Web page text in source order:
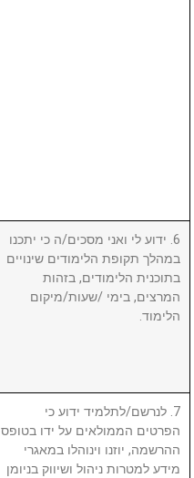
6. ידוע לי ואני מסכים/ה כי יתכנו
במהלך תקופת הלימודים שינויים
בתוכנית הלימודים, בזהות
המרצים, בימי /שעות/מיקום
הלימוד.
7. לנרשם/לתלמיד ידוע כי
הפרטים הממולאים על ידו בטופס
ההרשמה, יוזנו וינוהלו במאגרי
מידע למטרות ניהול ושיווק בניומן